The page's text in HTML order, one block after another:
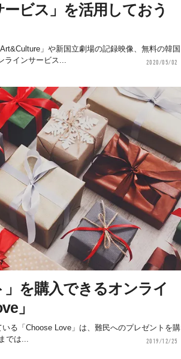
ビス」を活用しておう
」や新国立劇場の記録映像、無料の韓国
インサービス...
2020/05/02
を購入できるオンライ
」
る「Choose Love」は、難民へのプレゼントを購
では...
2019/12/25